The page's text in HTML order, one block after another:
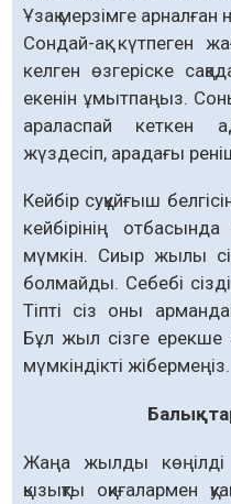
Ұзақ мерзімге арналған
Сондай-ақ күтпеген
келген өзгеріске
екенін ұмытпаңыз.
араласпай кеткен
жүздесіп, арадағы
Кейбір суқұйғыш
кейбірінің
мүмкін. Сиыр жылы
болмайды. Себебі
Тіпті сіз оны
Бұл жыл сізге ерекше
мүмкіндікті жібермеңіз.
Жаңа жылды көңілді
қызықты оқиғалармен